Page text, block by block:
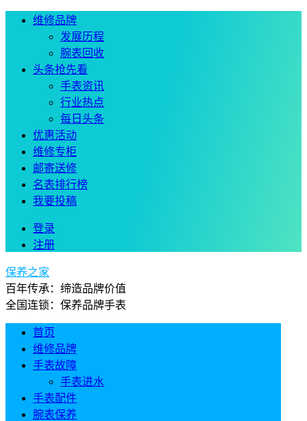
维修品牌
发展历程
腕表回收
头条抢先看
手表资讯
行业热点
每日头条
优惠活动
维修专柜
邮寄送修
名表排行榜
我要投稿
登录
注册
保养之家
百年传承：缔造品牌价值
全国连锁：保养品牌手表
首页
维修品牌
手表故障
手表进水
手表配件
腕表保养